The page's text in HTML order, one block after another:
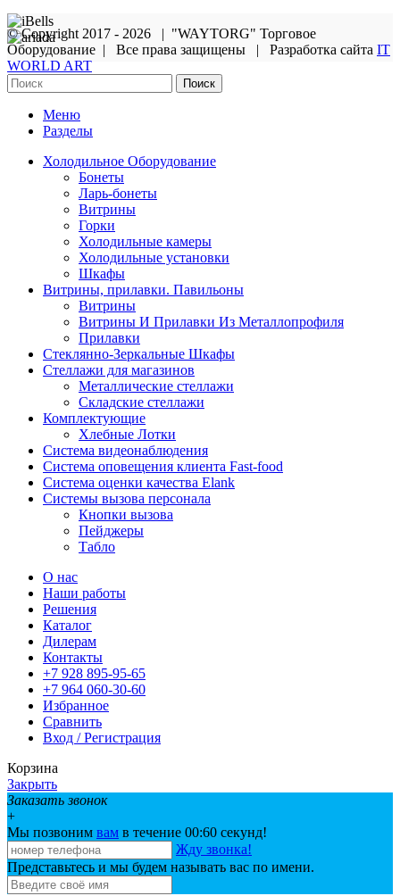
© Copyright 2017 - 2026 | "WAYTORG" Торговое
Оборудование | Все права защищены | Разработка сайта IT
WORLD ART
Поиск
Меню
Разделы
Холодильное Оборудование
Бонеты
Ларь-бонеты
Витрины
Горки
Холодильные камеры
Холодильные установки
Шкафы
Витрины, прилавки. Павильоны
Витрины
Витрины И Прилавки Из Металлопрофиля
Прилавки
Стеклянно-Зеркальные Шкафы
Стеллажи для магазинов
Металлические стеллажи
Складские стеллажи
Комплектующие
Хлебные Лотки
Система видеонаблюдения
Система оповещения клиента Fast-food
Система оценки качества Elank
Системы вызова персонала
Кнопки вызова
Пейджеры
Табло
О нас
Наши работы
Решения
Каталог
Дилерам
Контакты
+7 928 895-95-65
+7 964 060-30-60
Избранное
Сравнить
Вход / Регистрация
Корзина
Закрыть
Заказать звонок
+
Мы позвоним вам в течение 00:60 секунд!
Жду звонка!
Представьтесь и мы будем называть вас по имени.